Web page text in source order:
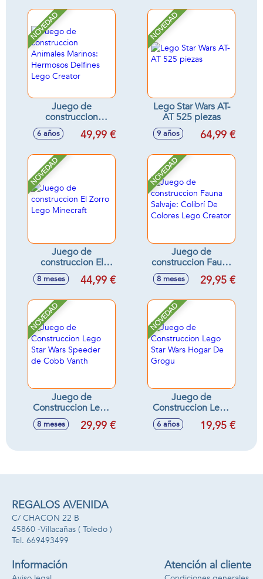
NOVEDAD
Juego de
construccion
Animales Marinos:
Hermosos Delfines
6 años 49,99 €
NOVEDAD
Lego Star Wars AT-
AT 525 piezas
9 años 64,99 €
NOVEDAD
Juego de
construccion El
Zorro Lego
Minecraft
8 meses 44,99 €
NOVEDAD
Juego de
construccion Fauna
Salvaje: Colibrí De
Colores Lego
8 meses 29,95 €
NOVEDAD
Juego de
Construccion Lego
Star Wars Speeder
de Cobb Vanth
8 meses 29,99 €
NOVEDAD
Juego de
Construccion Lego
Star Wars Hogar De
Grogu
6 años 19,95 €
REGALOS AVENIDA
C/ CHACON 22 B
45860 -Villacañas ( Toledo )
669493499
Información Atención al cliente